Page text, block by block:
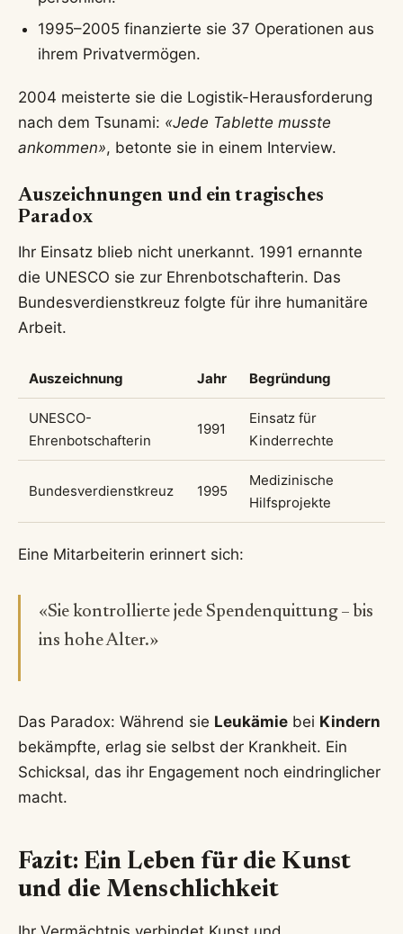
1995–2005 finanzierte sie 37 Operationen aus
ihrem Privatvermögen.
2004 meisterte sie die Logistik-Herausforderung
nach dem Tsunami: «Jede Tablette musste
ankommen», betonte sie in einem Interview.
Auszeichnungen und ein tragisches
Paradox
Ihr Einsatz blieb nicht unerkannt. 1991 ernannte
die UNESCO sie zur Ehrenbotschafterin. Das
Bundesverdienstkreuz folgte für ihre humanitäre
Arbeit.
Auszeichnung Jahr Begründung
UNESCO-
Ehrenbotschafterin
1991
Einsatz für
Kinderrechte
Bundesverdienstkreuz 1995
Medizinische
Hilfsprojekte
Eine Mitarbeiterin erinnert sich:
«Sie kontrollierte jede Spendenquittung – bis
ins hohe Alter.»
Das Paradox: Während sie Leukämie bei Kindern
bekämpfte, erlag sie selbst der Krankheit. Ein
Schicksal, das ihr Engagement noch eindringlicher
macht.
Fazit: Ein Leben für die Kunst
und die Menschlichkeit